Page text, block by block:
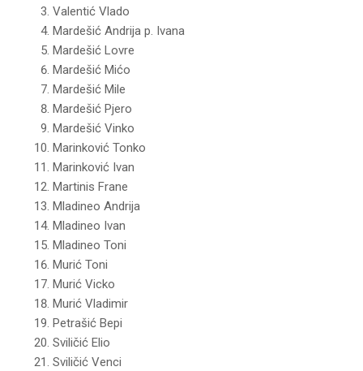
Valentić Vlado
Mardešić Andrija p. Ivana
Mardešić Lovre
Mardešić Mićo
Mardešić Mile
Mardešić Pjero
Mardešić Vinko
Marinković Tonko
Marinković Ivan
Martinis Frane
Mladineo Andrija
Mladineo Ivan
Mladineo Toni
Murić Toni
Murić Vicko
Murić Vladimir
Petrašić Bepi
Sviličić Elio
Sviličić Venci